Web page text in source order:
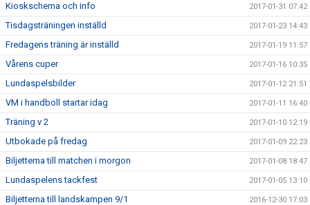
Kioskschema och info 2017-01-31 07:42
Tisdagsträningen inställd 2017-01-23 14:43
Fredagens träning är inställd 2017-01-19 11:57
Vårens cuper 2017-01-16 10:35
Lundaspelsbilder 2017-01-12 21:51
VM i handboll startar idag 2017-01-11 16:40
Träning v 2 2017-01-10 12:19
Utbokade på fredag 2017-01-09 22:23
Biljetterna till matchen i morgon 2017-01-08 18:47
Lundaspelens tackfest 2017-01-05 13:10
Biljetterna till landskampen 9/1 2016-12-30 17:03